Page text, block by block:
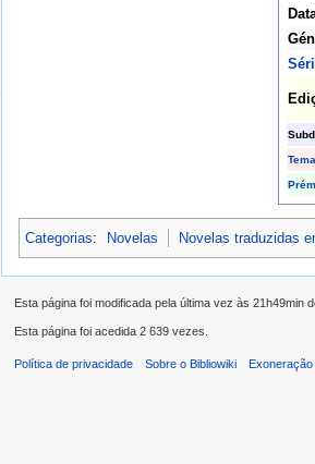
Categorias: Novelas Novelas traduzidas
Esta página foi modificada pela última vez às 21h49min
Esta página foi acedida 2 639 vezes.
Política de privacidade Sobre o Bibliowiki